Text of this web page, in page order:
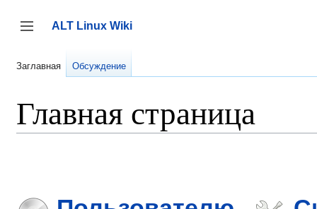
содержанию
Переключить боковую панель
ALT Linux Wiki
Заглавная Обсуждение
Главная страница